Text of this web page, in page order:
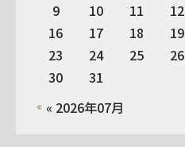
« 2026年07月
9
10 11 12
16
17 18 19
23
24 25 26
30
31